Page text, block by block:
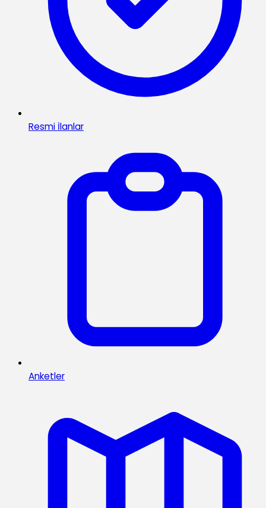
Resmi İlanlar
Anketler